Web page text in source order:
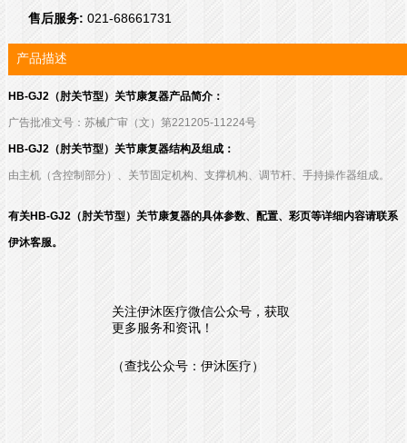
售后服务: 021-68661731
产品描述
HB-GJ2（肘关节型）关节康复器产品简介：
广告批准文号：苏械广审（文）第221205-11224号
HB-GJ2（肘关节型）关节康复器结构及组成：
由主机（含控制部分）、关节固定机构、支撑机构、调节杆、手持操作器组成。
有关HB-GJ2（肘关节型）关节康复器的具体参数、配置、彩页等详细内容请联系
伊沐客服。
关注伊沐医疗微信公众号，获取
更多服务和资讯！
（查找公众号：伊沐医疗）